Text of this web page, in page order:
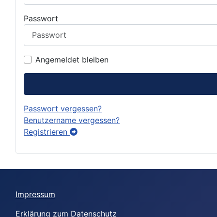
Passwort
Angemeldet bleiben
Passwort vergessen?
Benutzername vergessen?
Registrieren
Impressum
Erklärung zum Datenschutz